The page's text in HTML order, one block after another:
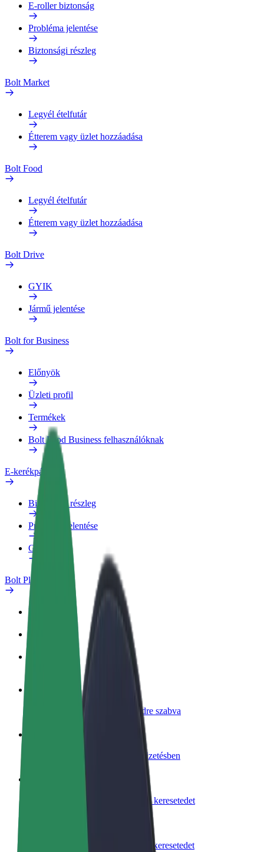
E-roller biztonság
Probléma jelentése
Biztonsági részleg
Bolt Market
Legyél ételfutár
Étterem vagy üzlet hozzáadása
Bolt Food
Legyél ételfutár
Étterem vagy üzlet hozzáadása
Bolt Drive
GYIK
Jármű jelentése
Bolt for Business
Előnyök
Üzleti profil
Termékek
Bolt Food Business felhasználóknak
E-kerékpárok
Biztonsági részleg
Probléma jelentése
GYIK
Bolt Plus
Előnyök
Pénzkereseti lehetőség igényeidre szabva
Legyél futár és részesülj heti kifizetésben
Érj el több felhasználót és növeld keresetedet
Légy Bolt flottapartner és növeld keresetedet